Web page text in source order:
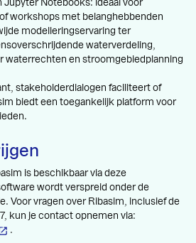
Jupyter Notebooks: ideaal voor
workshops met belanghebbenden
modelleringservaring ter
waterverdeling,
waterrechten en stroomgebiedplanning
stakeholderdialogen faciliteert of
biedt een toegankelijk platform voor
is beschikbaar via deze
wordt verspreid onder de
Voor vragen over Ribasim, inclusief de
kun je contact opnemen via:
.